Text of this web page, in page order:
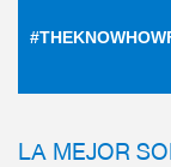
LA MEJOR